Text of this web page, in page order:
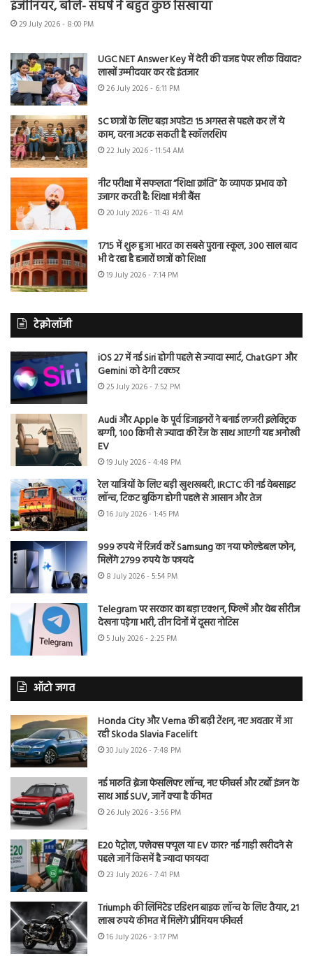
इंजीनियर, बोले- संघर्ष ने बहुत कुछ सिखाया
29 July 2026 - 8:00 PM
UGC NET Answer Key में देरी की वजह पेपर लीक विवाद?
लाखों उम्मीदवार कर रहे इंतजार
26 July 2026 - 6:11 PM
SC छात्रों के लिए बड़ा अपडेट! 15 अगस्त से पहले कर लें ये
काम, वरना अटक सकती है स्कॉलरशिप
22 July 2026 - 11:54 AM
नीट परीक्षा में सफलता “शिक्षा क्रांति” के व्यापक प्रभाव को
उजागर करती है: शिक्षा मंत्री बैंस
20 July 2026 - 11:43 AM
1715 में शुरू हुआ भारत का सबसे पुराना स्कूल, 300 साल बाद
भी दे रहा है हजारों छात्रों को शिक्षा
19 July 2026 - 7:14 PM
टेक्नोलॉजी
iOS 27 में नई Siri होगी पहले से ज्यादा स्मार्ट, ChatGPT और
Gemini को देगी टक्कर
25 July 2026 - 7:52 PM
Audi और Apple के पूर्व डिजाइनरों ने बनाई लग्जरी इलेक्ट्रिक
बग्गी, 100 किमी से ज्यादा की रेंज के साथ आएगी यह अनोखी
EV
19 July 2026 - 4:48 PM
रेल यात्रियों के लिए बड़ी खुशखबरी, IRCTC की नई वेबसाइट
लॉन्च, टिकट बुकिंग होगी पहले से आसान और तेज
16 July 2026 - 1:45 PM
999 रुपये में रिजर्व करें Samsung का नया फोल्डेबल फोन,
मिलेंगे 2799 रुपये के फायदे
8 July 2026 - 5:54 PM
Telegram पर सरकार का बड़ा एक्शन, फिल्में और वेब सीरीज
देखना पड़ेगा भारी, तीन दिनों में दूसरा नोटिस
5 July 2026 - 2:25 PM
ऑटो जगत
Honda City और Verna की बढ़ी टेंशन, नए अवतार में आ
रही Skoda Slavia Facelift
30 July 2026 - 7:48 PM
नई मारुति ब्रेजा फेसलिफ्ट लॉन्च, नए फीचर्स और टर्बो इंजन के
साथ आई SUV, जानें क्या है कीमत
26 July 2026 - 3:56 PM
E20 पेट्रोल, फ्लेक्स फ्यूल या EV कार? नई गाड़ी खरीदने से
पहले जानें किसमें है ज्यादा फायदा
23 July 2026 - 7:41 PM
Triumph की लिमिटेड एडिशन बाइक लॉन्च के लिए तैयार, 21
लाख रुपये कीमत में मिलेंगे प्रीमियम फीचर्स
16 July 2026 - 3:17 PM